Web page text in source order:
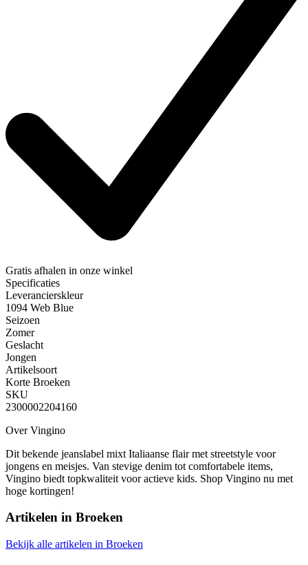
Gratis afhalen in onze winkel
Specificaties
Leverancierskleur
1094 Web Blue
Seizoen
Zomer
Geslacht
Jongen
Artikelsoort
Korte Broeken
SKU
2300002204160
Over Vingino
Dit bekende jeanslabel mixt Italiaanse flair met streetstyle voor
jongens en meisjes. Van stevige denim tot comfortabele items,
Vingino biedt topkwaliteit voor actieve kids. Shop Vingino nu met
hoge kortingen!
Artikelen in Broeken
Bekijk alle artikelen in Broeken